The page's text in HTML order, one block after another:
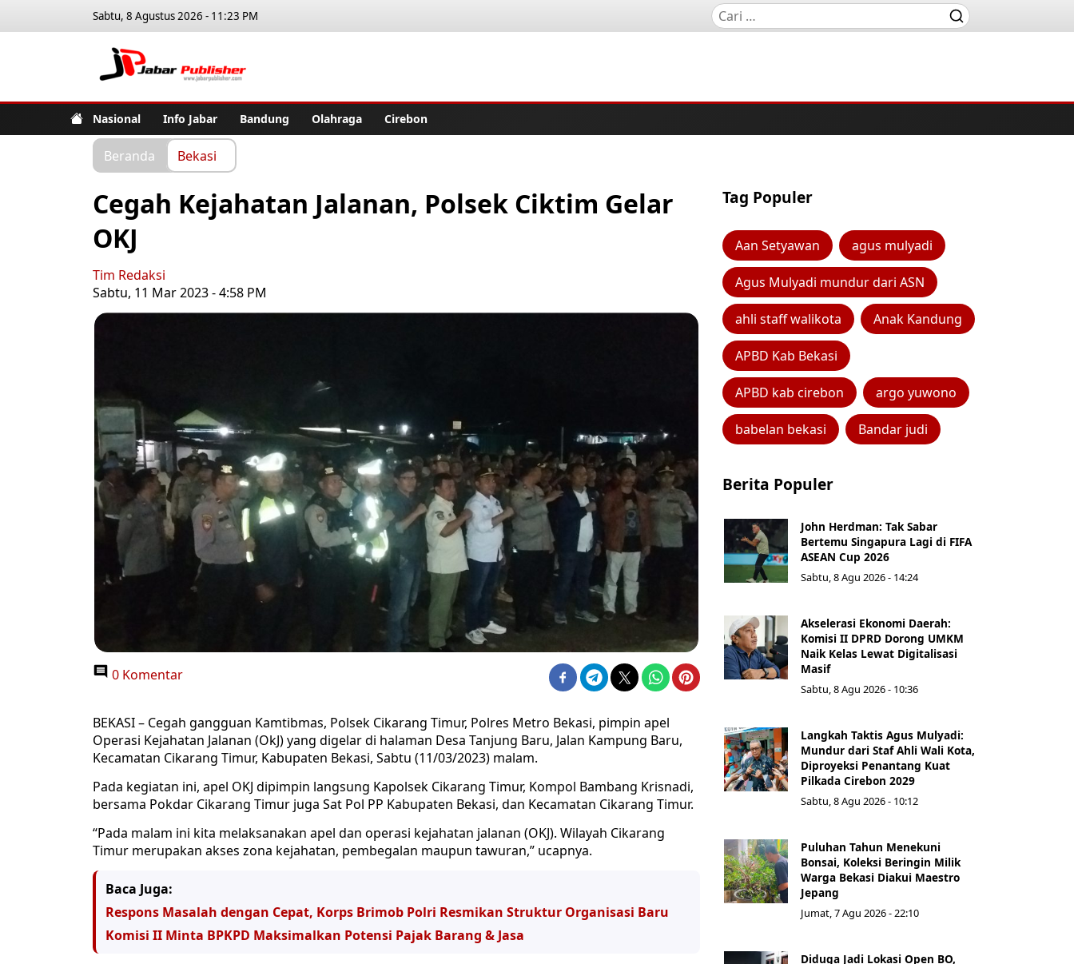
Sabtu, 8 Agustus 2026 - 11:23 PM
Nasional Info Jabar Bandung Olahraga Cirebon
Beranda Bekasi
Cegah Kejahatan Jalanan, Polsek Ciktim Gelar
OKJ
Tim Redaksi
Sabtu, 11 Mar 2023 - 4:58 PM
0 Komentar
BEKASI – Cegah gangguan Kamtibmas, Polsek Cikarang Timur, Polres Metro Bekasi, pimpin apel
Operasi Kejahatan Jalanan (OkJ) yang digelar di halaman Desa Tanjung Baru, Jalan Kampung Baru,
Kecamatan Cikarang Timur, Kabupaten Bekasi, Sabtu (11/03/2023) malam.
Pada kegiatan ini, apel OKJ dipimpin langsung Kapolsek Cikarang Timur, Kompol Bambang Krisnadi,
bersama Pokdar Cikarang Timur juga Sat Pol PP Kabupaten Bekasi, dan Kecamatan Cikarang Timur.
“Pada malam ini kita melaksanakan apel dan operasi kejahatan jalanan (OKJ). Wilayah Cikarang
Timur merupakan akses zona kejahatan, pembegalan maupun tawuran,” ucapnya.
Baca Juga:
Respons Masalah dengan Cepat, Korps Brimob Polri Resmikan Struktur Organisasi Baru
Komisi II Minta BPKPD Maksimalkan Potensi Pajak Barang & Jasa
Tag Populer
Aan Setyawan agus mulyadi
Agus Mulyadi mundur dari ASN
ahli staff walikota Anak Kandung
APBD Kab Bekasi
APBD kab cirebon argo yuwono
babelan bekasi Bandar judi
Berita Populer
John Herdman: Tak Sabar
Bertemu Singapura Lagi di FIFA
ASEAN Cup 2026
Sabtu, 8 Agu 2026 - 14:24
Akselerasi Ekonomi Daerah:
Komisi II DPRD Dorong UMKM
Naik Kelas Lewat Digitalisasi
Masif
Sabtu, 8 Agu 2026 - 10:36
Langkah Taktis Agus Mulyadi:
Mundur dari Staf Ahli Wali Kota,
Diproyeksi Penantang Kuat
Pilkada Cirebon 2029
Sabtu, 8 Agu 2026 - 10:12
Puluhan Tahun Menekuni
Bonsai, Koleksi Beringin Milik
Warga Bekasi Diakui Maestro
Jepang
Jumat, 7 Agu 2026 - 22:10
Diduga Jadi Lokasi Open BO,